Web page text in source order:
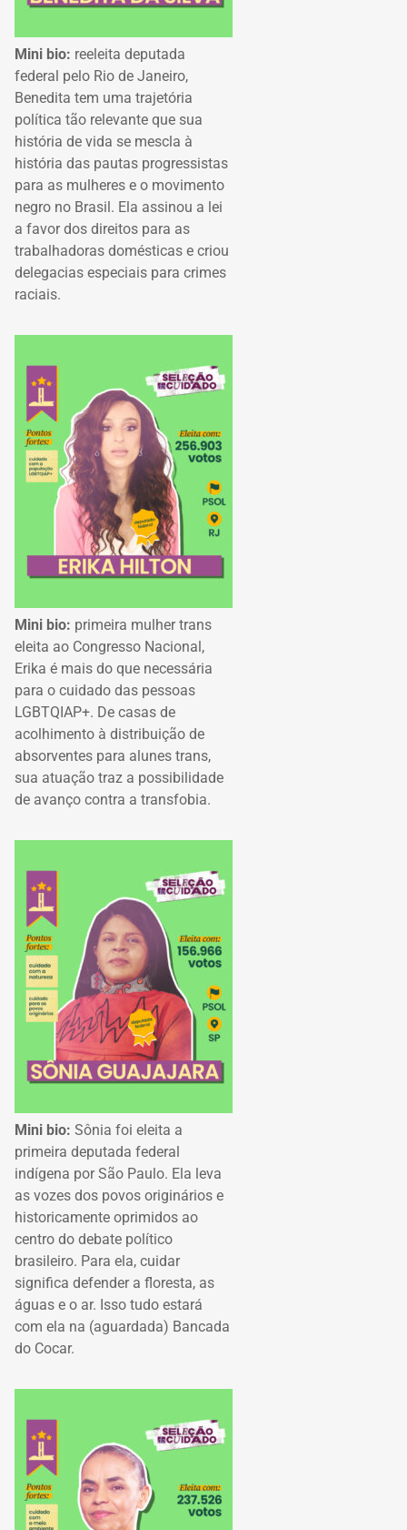
Mini bio: reeleita deputada
federal pelo Rio de Janeiro,
Benedita tem uma trajetória
política tão relevante que sua
história de vida se mescla à
história das pautas progressistas
para as mulheres e o movimento
negro no Brasil. Ela assinou a lei
a favor dos direitos para as
trabalhadoras domésticas e criou
delegacias especiais para crimes
raciais.
Mini bio: primeira mulher trans
eleita ao Congresso Nacional,
Erika é mais do que necessária
para o cuidado das pessoas
LGBTQIAP+. De casas de
acolhimento à distribuição de
absorventes para alunes trans,
sua atuação traz a possibilidade
de avanço contra a transfobia.
Mini bio: Sônia foi eleita a
primeira deputada federal
indígena por São Paulo. Ela leva
as vozes dos povos originários e
historicamente oprimidos ao
centro do debate político
brasileiro. Para ela, cuidar
significa defender a floresta, as
águas e o ar. Isso tudo estará
com ela na (aguardada) Bancada
do Cocar.